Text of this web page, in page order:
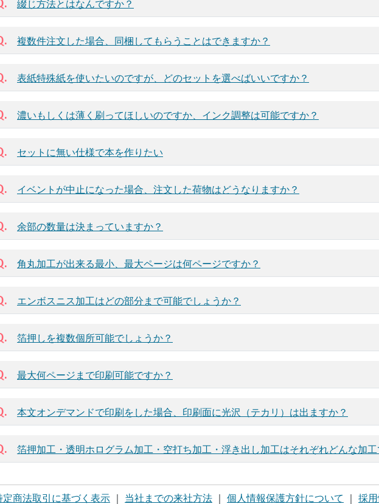
綴じ方法とはなんですか？
複数件注文した場合、同梱してもらうことはできますか？
表紙特殊紙を使いたいのですが、どのセットを選べばいいですか？
濃いもしくは薄く刷ってほしいのですか、インク調整は可能ですか？
セットに無い仕様で本を作りたい
イベントが中止になった場合、注文した荷物はどうなりますか？
余部の数量は決まっていますか？
角丸加工が出来る最小、最大ページは何ページですか？
エンボスニス加工はどの部分まで可能でしょうか？
箔押しを複数個所可能でしょうか？
最大何ページまで印刷可能ですか？
本文オンデマンドで印刷をした場合、印刷面に光沢（テカリ）は出ますか？
箔押加工・透明ホログラム加工・空打ち加工・浮き出し加工はそれぞれどんな加工
定商法取引に基づく表示 当社までの来社方法 個人情報保護方針について 採